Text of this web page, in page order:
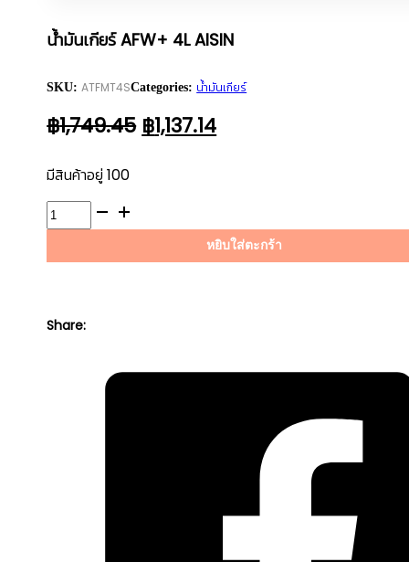
น้ำมันเกียร์ AFW+ 4L AISIN
SKU:ATFMT4SCategories: น้ำมันเกียร์
฿1,749.45 ORIGINAL
PRICE
฿1,137.14CURRENT
PRICE
มีสินค้าอยู่ 100
จำนวน
น้ำมัน
เกียร์
AISIN
หยิบใส่ตะกร้า
Share: